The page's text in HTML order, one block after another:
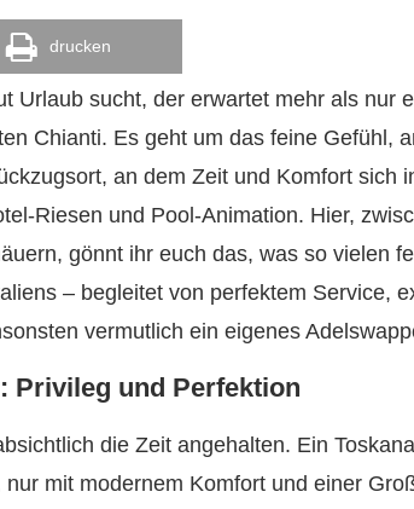
drucken
Urlaub sucht, der erwartet mehr als nur
Chianti. Es geht um das feine Gefühl,
an dem Zeit und Komfort sich
Riesen und Pool-Animation. Hier,
gönnt ihr euch das, was so vielen
– begleitet von perfektem Service,
vermutlich ein eigenes
Privileg und Perfektion
die Zeit angehalten. Ein
mit modernem Komfort und einer